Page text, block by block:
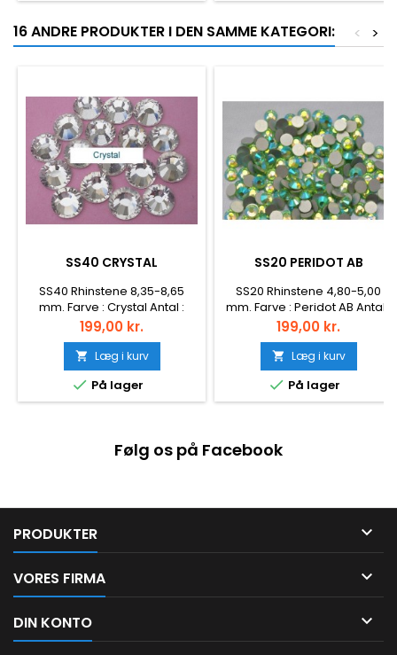
16 ANDRE PRODUKTER I DEN SAMME KATEGORI: >
<
SS40 CRYSTAL
SS40 Rhinstene 8,35-8,65
mm. Farve : Crystal Antal :
144stk. Montering : Non Hotfix
Facet : 20
Pris
199,00 kr.
 Læg i kurv
 På lager
SS20 PERIDOT AB
SS20 Rhinstene 4,80-5,00
mm. Farve : Peridot AB Antal :
1440 stk. Montering : Lim (Non
hotfix)
Pris
199,00 kr.
 Læg i kurv
 På lager
Følg os på Facebook
PRODUKTER 
VORES FIRMA 
DIN KONTO 